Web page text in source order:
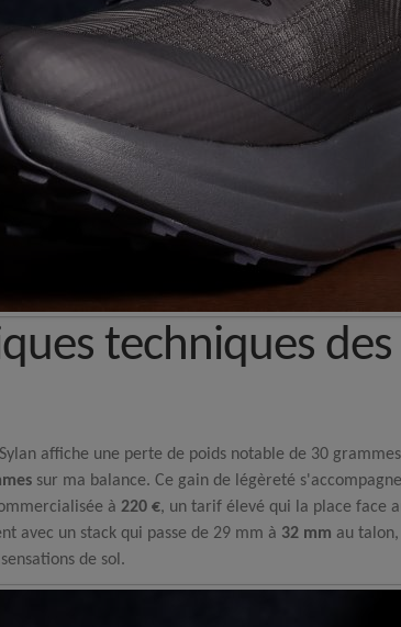
techniques des
affiche une perte de poids notable de 30
sur ma balance. Ce gain de légèreté
à 220 €, un tarif élevé qui la place face
avec un stack qui passe de 29 mm à 32 mm au
de sol.